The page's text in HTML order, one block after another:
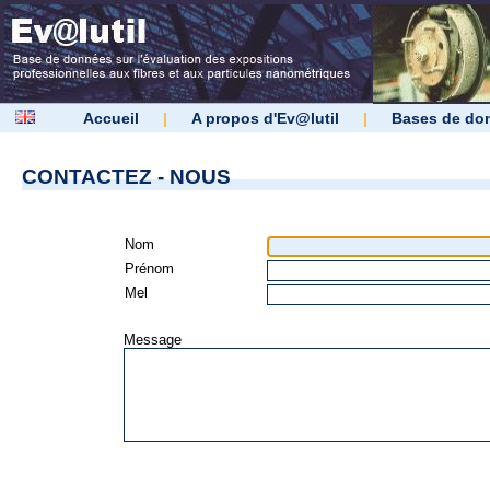
Accueil | A propos d'Ev@lutil | Bases de
CONTACTEZ - NOUS
Nom
Prénom
Mel
Message